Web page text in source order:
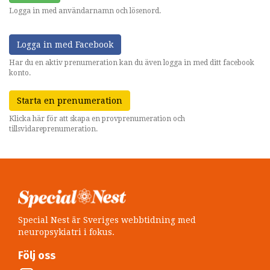
Logga in med användarnamn och lösenord.
Logga in med Facebook
Har du en aktiv prenumeration kan du även logga in med ditt facebook
konto.
Starta en prenumeration
Klicka här för att skapa en provprenumeration och
tillsvidareprenumeration.
Special Nest är Sveriges webbtidning med
neuropsykiatri i fokus.
Följ oss